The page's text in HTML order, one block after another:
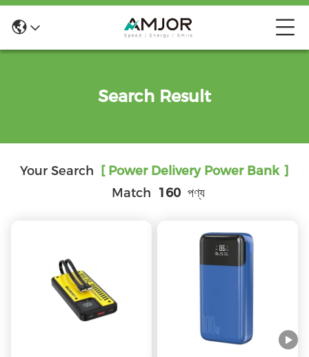
Search Result
Your Search [ Power Delivery Power Bank ]
Match 160পণ্য